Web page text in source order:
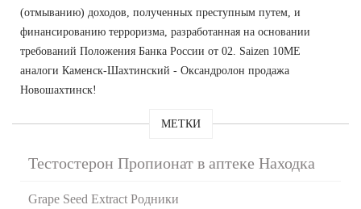
(отмыванию) доходов, полученных преступным путем, и
финансированию терроризма, разработанная на основании
требований Положения Банка России от 02. Saizen 10ME
аналоги Каменск-Шахтинский - Оксандролон продажа
Новошахтинск!
МЕТКИ
Тестостерон Пропионат в аптеке Находка
Grape Seed Extract Родники